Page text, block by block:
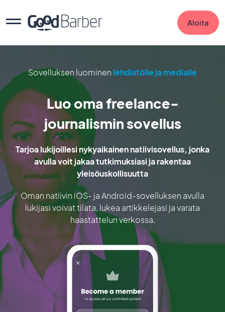
Aloita
Sovelluksen luominen lehdistölle ja medialle
Luo oma freelance-
journalismin sovellus
Tarjoa lukijoillesi nykyaikainen natiivisovellus, jonka
avulla voit jakaa tutkimuksiasi ja rakentaa
yleisöuskollisuutta
Oman natiivin iOS- ja Android-sovelluksen avulla
lukijasi voivat tilata, lukea artikkelejasi ja varata
haastattelun verkossa.